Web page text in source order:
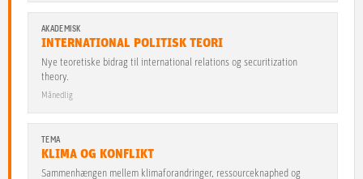
AKADEMISK
INTERNATIONAL POLITISK TEORI
Nye teoretiske bidrag til international relations og securitization
theory.
Månedlig
TEMA
KLIMA OG KONFLIKT
Sammenhængen mellem klimaforandringer, ressourceknaphed og